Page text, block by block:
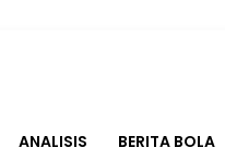
ANALISIS BERITA BOLA